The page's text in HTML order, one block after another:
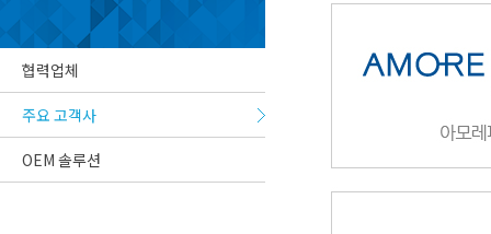
협력업체
주요 고객사
OEM 솔루션